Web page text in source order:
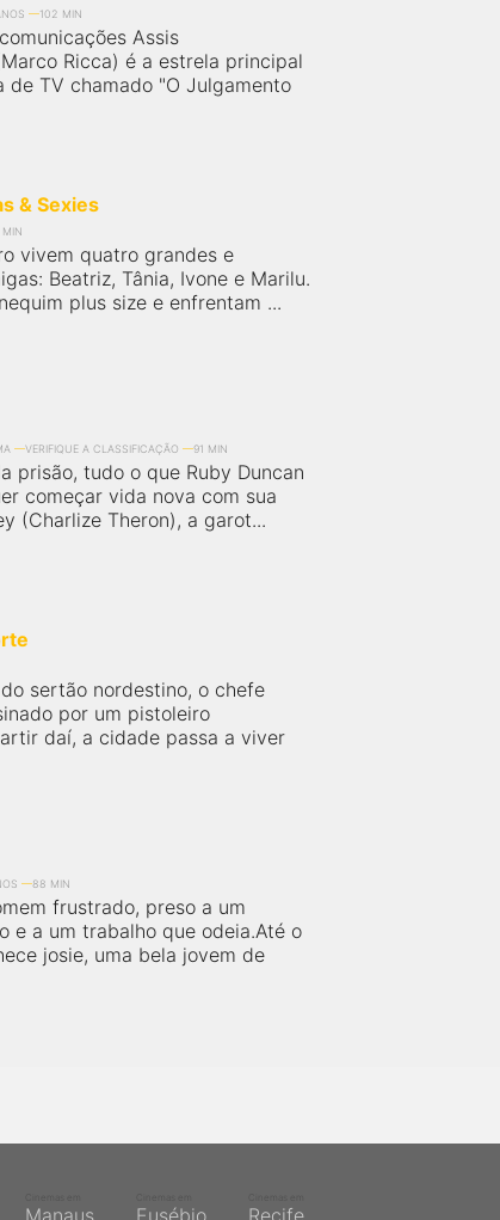
102 MIN
Assis
Ricca) é a estrela principal
de TV chamado "O Julgamento
& Sexies
vivem quatro grandes e
Beatriz, Tânia, Ivone e Marilu.
plus size e enfrentam ...
VERIFIQUE A CLASSIFICAÇÃO 91 MIN
prisão, tudo o que Ruby Duncan
começar vida nova com sua
(Charlize Theron), a garot...
sertão nordestino, o chefe
por um pistoleiro
daí, a cidade passa a viver
88 MIN
frustrado, preso a um
e a um trabalho que odeia.Até o
josie, uma bela jovem de
Manaus Eusébio Recife